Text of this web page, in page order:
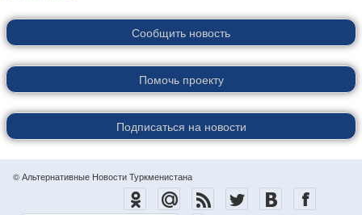
Сообщить новость
Помочь проекту
Подписаться на новости
© Альтернативные Новости Туркменистана